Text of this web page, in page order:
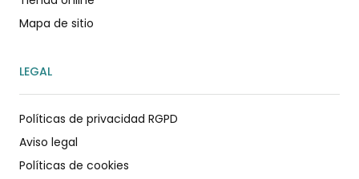
Mapa de sitio
LEGAL
Políticas de privacidad RGPD
Aviso legal
Políticas de cookies